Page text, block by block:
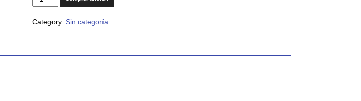
Category:Sin categoría